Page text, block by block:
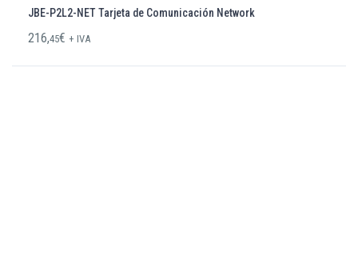
JBE-P2L2-NET Tarjeta de Comunicación Network
216,45€ + IVA